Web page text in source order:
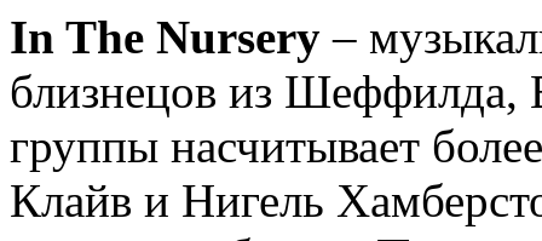
In The Nursery –
близнецов из Шеффилда,
группы насчитывает
Клайв и Нигель